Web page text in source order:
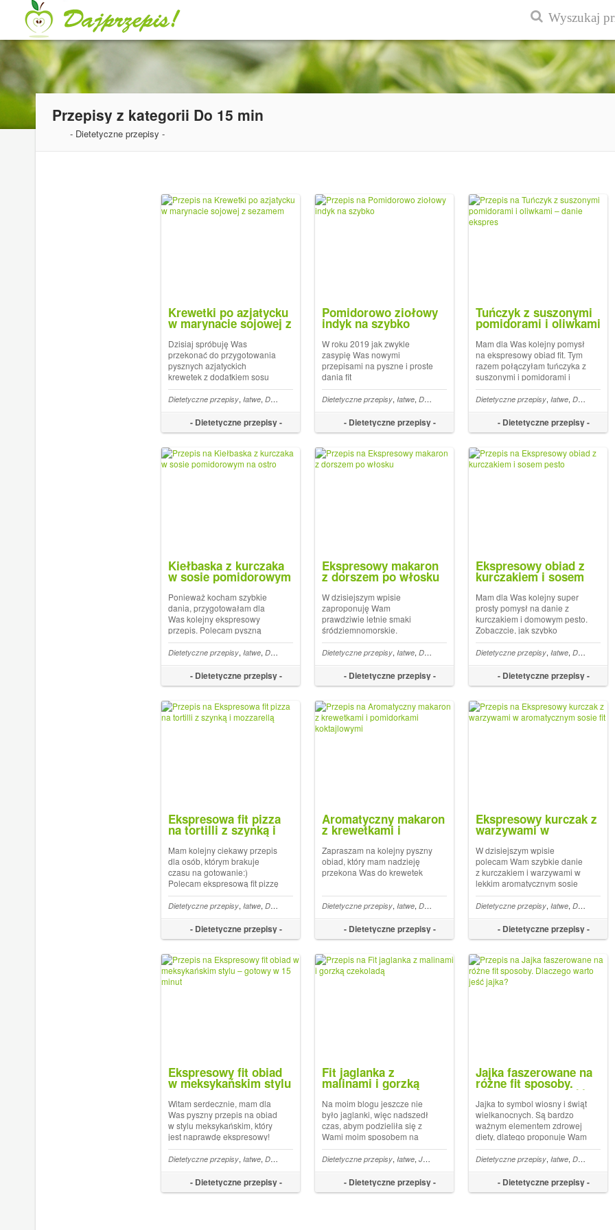
Przepisy z kategorii Do 15 min
- Dietetyczne przepisy -
Krewetki po azjatycku
w marynacie sojowej z
sezamem
Dzisiaj spróbuję Was
przekonać do przygotowania
pysznych azjatyckich
krewetek z dodatkiem sosu
sojowego, miodu i sezamu .
Mniam Owoce morza nadal
nie są zbyt popularne w
Polsce i trudno kupić
- Dietetyczne przepisy -
Dietetyczne przepisy, łatwe, Dietetyczne obiady ,300 kcal,Do 15 min,Ryż ,Ekspresowe dania dietetyczne,Krewetki przepisy fit
Pomidorowo ziołowy
indyk na szybko
W roku 2019 jak zwykle
zasypię Was nowymi
przepisami na pyszne i proste
dania fit
- Dietetyczne przepisy -
Dietetyczne przepisy, łatwe, Dietetyczne obiady ,Do 15 min,Ekspresowe,
Tuńczyk z suszonymi
pomidorami i oliwkami
– danie ekspres
Mam dla Was kolejny pomysł
na ekspresowy obiad fit. Tym
razem połączyłam tuńczyka z
suszonymi i pomidorami i
oliwkami i wyszło
przepysznie, a najważniejsze,
że super szybko i prosto
- Dietetyczne przepisy -
Dietetyczne przepisy, łatwe, Dietetyczne obiady
Kiełbaska z kurczaka
w sosie pomidorowym
Ponieważ kocham szybkie
dania, przygotowałam dla
Was kolejny ekspresowy
przepis. Polecam pyszną
kiełbaskę z kurczaka w sosie
pomidorowym na ostro.
Mniam
- Dietetyczne przepisy -
Dietetyczne przepisy, łatwe, Dietetyczne obiady ,400 kcal,Drób,Do 15 min,Makaron Kiełbasa z piersi kurczaka przepisy
Ekspresowy makaron
z dorszem po włosku
W dzisiejszym wpisie
zaproponuję Wam
prawdziwie letnie smaki
śródziemnomorskie.
Zapraszam na pyszne
spaghetti z dorszem, które
przygotujecie w 15 minut
- Dietetyczne przepisy -
Dietetyczne przepisy, łatwe, Dietetyczne obiady ,400 kcal,Do 15 min,Makaron
Ekspresowy obiad z
kurczakiem i sosem
Mam dla Was kolejny super
prosty pomysł na danie z
kurczakiem i domowym pesto.
Zobaczcie, jak szybko
przygotować pyszny obiad fit.
W ciepłe wiosenne i letnie dni
lubię kosztować włoskich
- Dietetyczne przepisy -
Dietetyczne przepisy, łatwe, Dietetyczne obiady
Ekspresowa fit pizza
na tortilli z szynką i
Mam kolejny ciekawy przepis
dla osób, którym brakuje
czasu na gotowanie:)
Polecam ekspresową fit pizzę
na tortilli pełnoziarnistej z
dodatkiem szynki, mozzarelli,
oliwek i pysznego sosu
pomidorowego. Szybkie
dania obiadowe
- Dietetyczne przepisy -
Dietetyczne przepisy, łatwe, Dietetyczne obiady ,Dietetyczne przekąski,Do 100 kcal 100 kcal,Nabiał,Do 15 min,Znane dania w
Aromatyczny makaron
z krewetkami i
koktajlowymi
Zapraszam na kolejny pyszny
obiad, który mam nadzieję
przekona Was do krewetek
- Dietetyczne przepisy -
Dietetyczne przepisy, łatwe, Dietetyczne obiady ,300 kcal,Do 15 min,Makaron
Ekspresowy kurczak z
warzywami w
aromatycznym sosie
fit
W dzisiejszym wpisie
polecam Wam szybkie danie
z kurczakiem i warzywami w
lekkim aromatycznym sosie
pomidorowym. Mój nowy
pomysł na obiad jest super
szybki i łatwy w przygotowani
i właśnie- Dietetyczne przepisy -
Dietetyczne przepisy, łatwe, Dietetyczne obiady
Ekspresowy fit obiad
w meksykańskim stylu
– gotowy w 15 minut
Witam serdecznie, mam dla
Was pyszny przepis na obiad
w stylu meksykańskim, który
jest naprawdę ekspresowy!
Zobaczcie, jak smaczna i
prosta może być dieta. Dania
ekspresowe lubię najbardziej
i myślę,- Dietetyczne przepisy -
Dietetyczne przepisy, łatwe, Dietetyczne obiady ,Drób,300 kcal,Do 15 min,Makaron Ekspresowe,Kuchnia meksykańska ,Fasola
Fit jaglanka z
malinami i gorzką
Na moim blogu jeszcze nie
było jaglanki, więc nadszedł
czas, abym podzieliła się z
Wami moim sposobem na
przyrządzenie tego super
zdrowego śniadania. Bardzo
często wykorzystuję kaszę
jaglaną w moich
- Dietetyczne przepisy -
Dietetyczne przepisy, łatwe, Jarskie ,Dietetyczne śniadania,Do 15 min
Jajka faszerowane na
różne fit sposoby.
Dlaczego warto jeść
jajka?
Jajka to symbol wiosny i świąt
wielkanocnych. Są bardzo
ważnym elementem zdrowej
diety, dlatego proponuje Wam
dzisiaj aż 7 sposobów na
faszerowane jajka w stylu fit.
Na pewno znajdziecie coś
- Dietetyczne przepisy -
Dietetyczne przepisy, łatwe, Dietetyczne przekąski